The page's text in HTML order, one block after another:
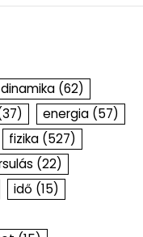
dinamika (62)
energia (57)
fizika (527)
(22)
idő (15)